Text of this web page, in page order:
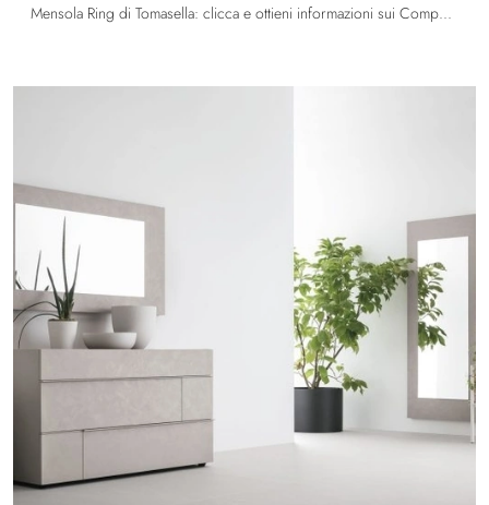
Mensola Ring di Tomasella: clicca e ottieni informazioni sui Complementi e mensole moderni in melaminico del rinomato brand!